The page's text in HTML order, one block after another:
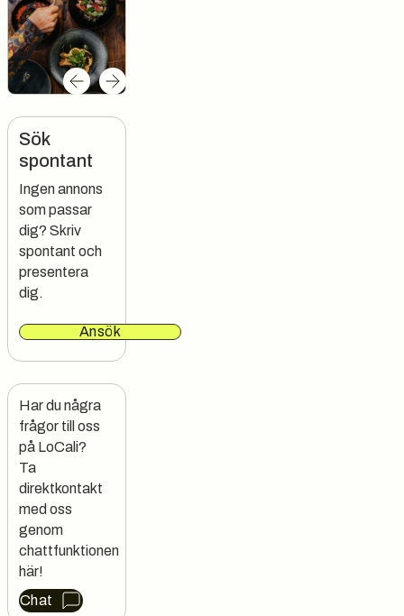
Sök
spontant
Ingen annons
som passar
dig? Skriv
spontant och
presentera
dig.
Ansök
Har du några
frågor till oss
på LoCali?
Ta
direktkontakt
med oss
genom
chattfunktionen
här!
Chat